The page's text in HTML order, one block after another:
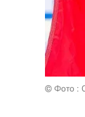
© Фото :